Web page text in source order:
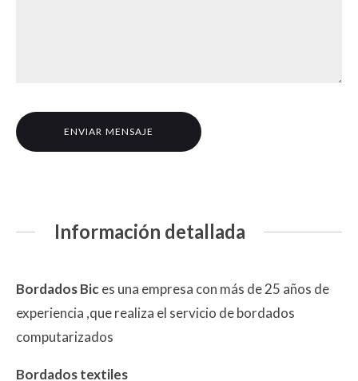
Información detallada
Bordados Bices una empresa con más de 25 años de
experiencia ,que realiza el servicio de bordados
computarizados
Bordados textiles